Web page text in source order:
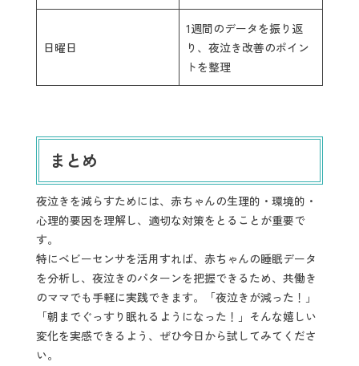
日曜日
1週間のデータを振り返
り、夜泣き改善のポイン
トを整理
まとめ
夜泣きを減らすためには、赤ちゃんの生理的・環境的・
心理的要因を理解し、適切な対策をとることが重要で
す。
特にベビーセンサを活用すれば、赤ちゃんの睡眠データ
を分析し、夜泣きのパターンを把握できるため、共働き
のママでも手軽に実践できます。「夜泣きが減った！」
「朝までぐっすり眠れるようになった！」そんな嬉しい
変化を実感できるよう、ぜひ今日から試してみてくださ
い。